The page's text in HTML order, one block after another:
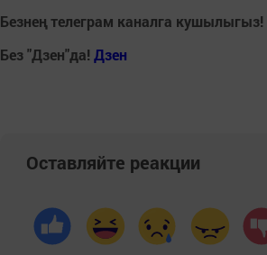
Безнең телеграм каналга кушылыгыз!
Без "Дзен"да! Дзен
Оставляйте реакции